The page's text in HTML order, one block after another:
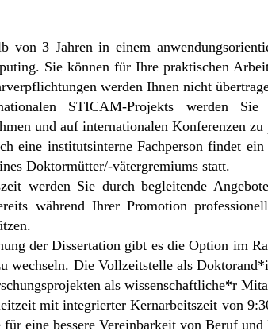
von 3 Jahren in einem
Sie können für Ihre praktischen
werden Ihnen nicht
STICAM-Projekts werden Sie
und auf internationalen Konferenzen
eine institutsinterne Fachperson findet
Doktormütter/-vätergremiums statt.
werden Sie durch begleitende
während Ihrer Promotion
der Dissertation gibt es die Option im
wechseln. Die Vollzeitstelle als
als wissenschaftliche*r
mit integrierter Kernarbeitszeit von
eine bessere Vereinbarkeit von Beruf und